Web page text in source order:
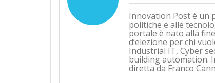
Innovation Post è un
politiche e alle
portale è nato alla
d’elezione per chi
Industrial IT, Cyber
building automation.
diretta da Franco